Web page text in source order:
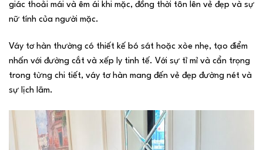
giác thoải mái và êm ái khi mặc, đồng thời tôn lên vẻ đẹp và sự
nữ tính của người mặc.
Váy tơ hàn thường có thiết kế bó sát hoặc xòe nhẹ, tạo điểm
nhấn với đường cắt và xếp ly tinh tế. Với sự tỉ mỉ và cẩn trọng
trong từng chi tiết, váy tơ hàn mang đến vẻ đẹp đường nét và
sự lịch lãm.